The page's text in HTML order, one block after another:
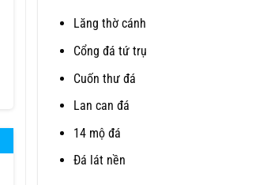
Lăng thờ cánh
Cổng đá tứ trụ
Cuốn thư đá
Lan can đá
14 mộ đá
Đá lát nền